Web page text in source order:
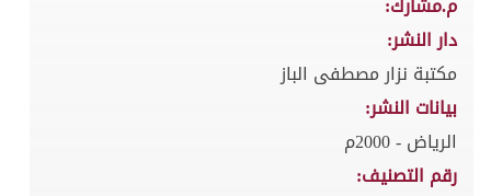
دار النشر:
مكتبة نزار مصطفى الباز
بيانات النشر:
الرياض - 2000م
رقم التصنيف: